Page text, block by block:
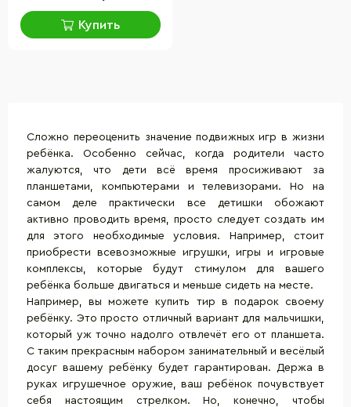
цели)
Купить
Сложно переоценить значение подвижных игр в жизни
ребёнка. Особенно сейчас, когда родители часто
жалуются, что дети всё время просиживают за
планшетами, компьютерами и телевизорами. Но на
самом деле практически все детишки обожают
активно проводить время, просто следует создать им
для этого необходимые условия. Например, стоит
приобрести всевозможные игрушки, игры и игровые
комплексы, которые будут стимулом для вашего
ребёнка больше двигаться и меньше сидеть на месте.
Например, вы можете купить тир в подарок своему
ребёнку. Это просто отличный вариант для мальчишки,
который уж точно надолго отвлечёт его от планшета.
С таким прекрасным набором занимательный и весёлый
досуг вашему ребёнку будет гарантирован. Держа в
руках игрушечное оружие, ваш ребёнок почувствует
себя настоящим стрелком. Но, конечно, чтобы